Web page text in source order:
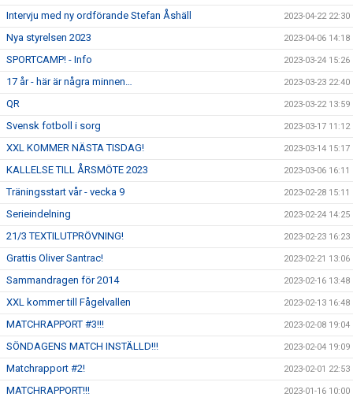
Intervju med ny ordförande Stefan Åshäll 2023-04-22 22:30
Nya styrelsen 2023 2023-04-06 14:18
SPORTCAMP! - Info 2023-03-24 15:26
17 år - här är några minnen… 2023-03-23 22:40
QR 2023-03-22 13:59
Svensk fotboll i sorg 2023-03-17 11:12
XXL KOMMER NÄSTA TISDAG! 2023-03-14 15:17
KALLELSE TILL ÅRSMÖTE 2023 2023-03-06 16:11
Träningsstart vår - vecka 9 2023-02-28 15:11
Serieindelning 2023-02-24 14:25
21/3 TEXTILUTPRÖVNING! 2023-02-23 16:23
Grattis Oliver Santrac! 2023-02-21 13:06
Sammandragen för 2014 2023-02-16 13:48
XXL kommer till Fågelvallen 2023-02-13 16:48
MATCHRAPPORT #3!!! 2023-02-08 19:04
SÖNDAGENS MATCH INSTÄLLD!!! 2023-02-04 19:09
Matchrapport #2! 2023-02-01 22:53
MATCHRAPPORT!!! 2023-01-16 10:00